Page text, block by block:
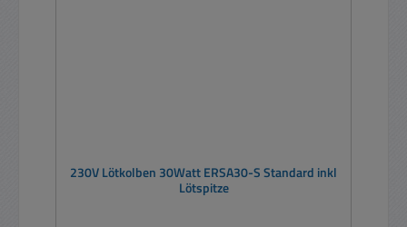
230V Lötkolben 30Watt ERSA30-S Standard inkl
Lötspitze